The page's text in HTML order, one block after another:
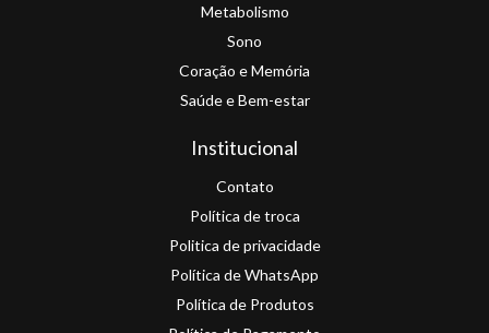
Metabolismo
Sono
Coração e Memória
Saúde e Bem-estar
Institucional
Contato
Política de troca
Politica de privacidade
Política de WhatsApp
Política de Produtos